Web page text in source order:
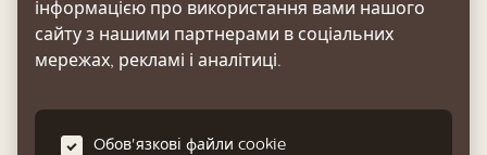
У меню \"Магазин\" на панелі керування
кавомашини ви можете дізнатися про
наявність продуктів і аксесуарів Philips для
представників.
інформацією про використання вами нашого
сайту з нашими партнерами в соціальних
мережах, рекламі і аналітиці.
Oбов'язкові файли cookie